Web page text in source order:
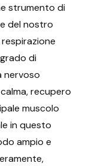
strumento di
del nostro
di
nervoso
recupero
muscolo
in questo
ampio e